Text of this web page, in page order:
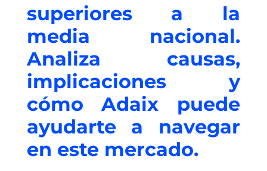
superiores a la
media nacional.
Analiza causas,
implicaciones y
cómo Adaix puede
ayudarte a navegar
en este mercado.